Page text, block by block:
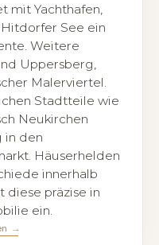
mit Yachthafen,
See ein
Weitere
Uppersberg,
Malerviertel.
Stadtteile wie
Neukirchen
in den
Häuserhelden
innerhalb
diese präzise in
ein.
→